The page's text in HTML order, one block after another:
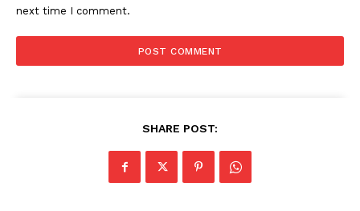
next time I comment.
SHARE POST: